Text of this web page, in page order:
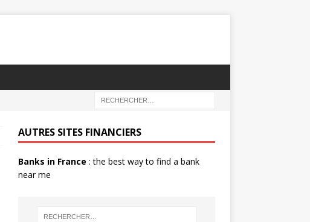
AUTRES SITES FINANCIERS
Banks in France : the best way to find a bank
near me